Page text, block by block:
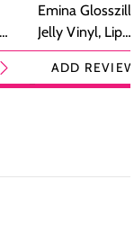
Emina
Jelly Vinyl, Lip
Cream Glossy
Ringan
ADD